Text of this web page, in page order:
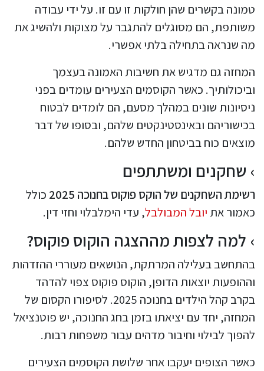
טמונה בקשרים שהן חולקות זו עם זו. על ידי עבודה
משותפת, הם מסוגלים להתגבר על מצוקות ולהשיג את
מה שנראה בתחילה בלתי אפשרי.
המחזה גם מדגיש את חשיבות האמונה בעצמך
וביכולותיך. כאשר הקוסמים הצעירים עומדים בפני
ניסיונות שונים במהלך מסעם, הם לומדים לבטוח
בכישוריהם ובאינסטינקטים שלהם, ובסופו של דבר
מוצאים כוח בביטחון החדש שלהם.
שחקנים ומשתתפים
רשימת השחקנים של הוקס פוקוס בחנוכה 2025
כולל
כאמור את יובל המבולבל, עדי הימלבלוי וחזי דין.
למה לצפות מההצגה הוקוס פוקוס?
בהתחשב בעלילה המרתקת, הנושאים מעוררי ההזדהות
וההופעות יוצאות הדופן, הוקוס פוקוס צפוי להדהד
בקרב קהל הילדים בחנוכה 2025. לסיפורו הקסום של
המחזה, יחד עם יציאתו בזמן בחג החנוכה, יש פוטנציאל
להפוך לבילוי וחיבור מדהים עבור משפחות רבות.
כאשר הצופים יעקבו אחר שלושת הקוסמים הצעירים